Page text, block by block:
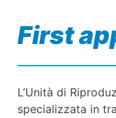
First
L’Unità di
specializzata in